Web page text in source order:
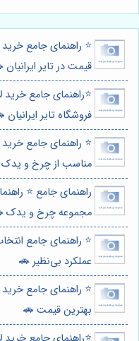
⭐️ راهنمای جامع
قیمت در تایر ایرانیان
فروشگاه تایر ایرانیان
⭐️ راهنمای جامع
مناسب از چرخ و
راهنمای جامع ⭐️
مجموعه چرخ و یدک
⭐️ راهنمای جامع
عملکرد بی‌نظیر 🚗
⭐️ راهنمای جامع
بهترین قیمت 🚗